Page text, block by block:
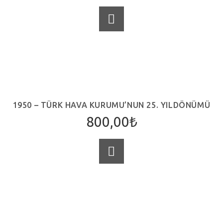
1950 – TÜRK HAVA KURUMU’NUN 25. YILDÖNÜMÜ
800,00₺